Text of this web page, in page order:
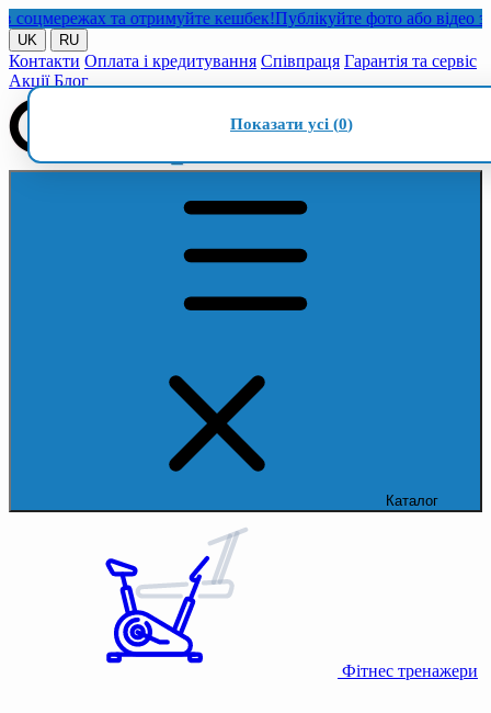
та отримуйте кешбек!Публікуйте фото або відео з
UK RU
Контакти Оплата і кредитування Співпраця Гарантія та сервіс
Акції Блог
Каталог
Фітнес тренажери
Показати усі (0)